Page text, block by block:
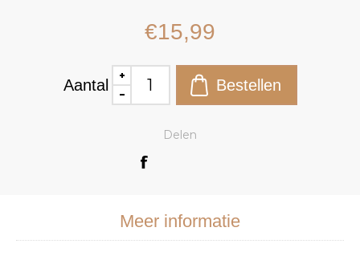
€15,99
Aantal
Delen
Meer informatie